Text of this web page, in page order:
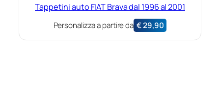
Tappetini auto FIAT Brava dal 1996 al 2001
Personalizza a partire da €29,90